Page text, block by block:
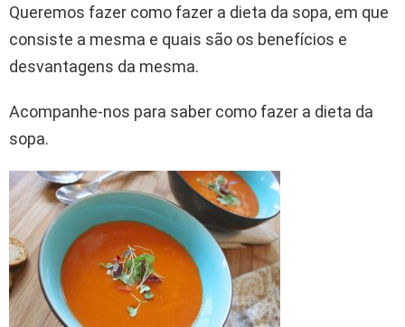
Queremos fazer como fazer a dieta da sopa, em que
consiste a mesma e quais são os benefícios e
desvantagens da mesma.
Acompanhe-nos para saber como fazer a dieta da
sopa.